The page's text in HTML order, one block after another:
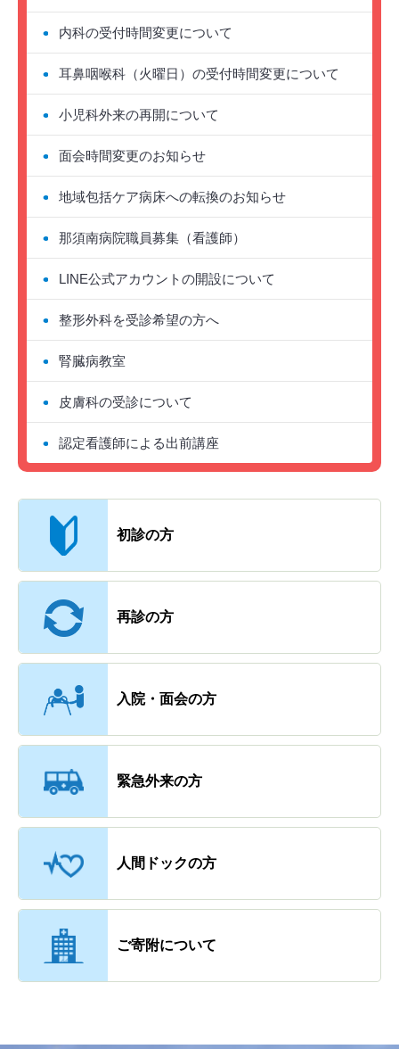
内科の受付時間変更について
耳鼻咽喉科（火曜日）の受付時間変更について
小児科外来の再開について
面会時間変更のお知らせ
地域包括ケア病床への転換のお知らせ
那須南病院職員募集（看護師）
LINE公式アカウントの開設について
整形外科を受診希望の方へ
腎臓病教室
皮膚科の受診について
認定看護師による出前講座
主なメニュー
初診の方
再診の方
入院・面会の方
緊急外来の方
人間ドックの方
ご寄附について